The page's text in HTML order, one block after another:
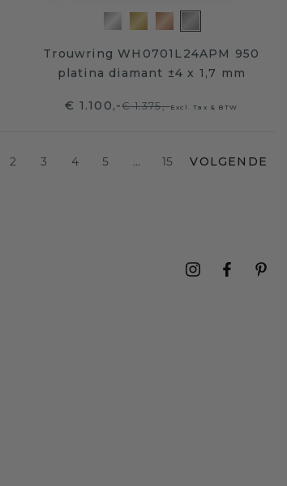
Trouwring WH0701L24APM 950
platina diamant ±4 x 1,7 mm
€ 1.100,-€ 1.375,-Excl. Tax & BTW
2 3 4 5 … 15 VOLGENDE